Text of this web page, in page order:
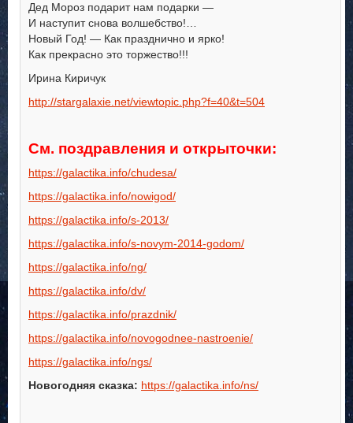
Дед Мороз подарит нам подарки —
И наступит снова волшебство!…
Новый Год! — Как празднично и ярко!
Как прекрасно это торжество!!!
Ирина Киричук
http://stargalaxie.net/viewtopic.php?f=40&t=504
См. поздравления и открыточки:
https://galactika.info/chudesa/
https://galactika.info/nowigod/
https://galactika.info/s-2013/
https://galactika.info/s-novym-2014-godom/
https://galactika.info/ng/
https://galactika.info/dv/
https://galactika.info/prazdnik/
https://galactika.info/novogodnee-nastroenie/
https://galactika.info/ngs/
Новогодняя сказка: https://galactika.info/ns/